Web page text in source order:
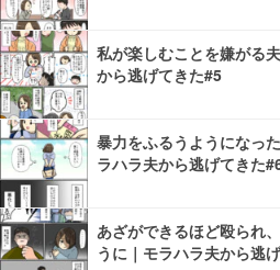
私が楽しむことを嫌がる
から逃げてきた#5
暴力をふるうようになっ
ラハラ夫から逃げてきた
あざができるほど殴られ
うに｜モラハラ夫から逃